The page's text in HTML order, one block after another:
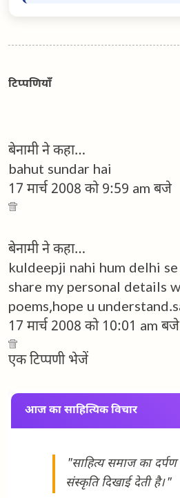
टिप्पणियाँ
बेनामी ने कहा…
bahut sundar hai
17 मार्च 2008 को 9:59 am बजे
बेनामी ने कहा…
kuldeepji nahi hum delhi
share my personal details
poems,hope u
17 मार्च 2008 को 10:01 am बजे
एक टिप्पणी भेजें
आज का साहित्यिक विचार
"साहित्य समाज का
संस्कृति दिखाई देती है।"